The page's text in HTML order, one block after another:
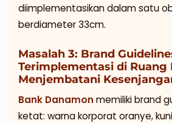
diimplementasikan dalam satu
berdiameter 33cm.
Masalah 3: Brand
Terimplementasi di
Menjembatani
Bank Danamon memiliki brand
ketat: warna korporat oranye,